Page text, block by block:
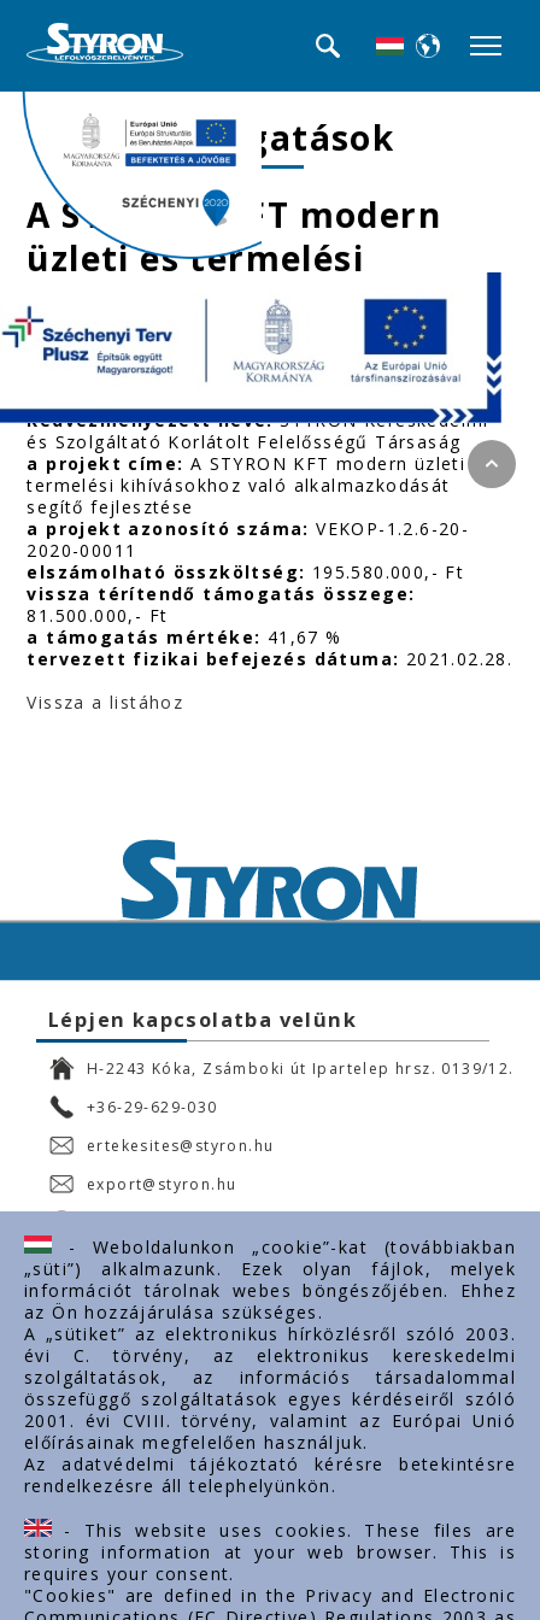
Támogatások
A STYRON KFT modern
üzleti és termelési
kihívásokhoz való
alkalmazkodását segítő
fejlesztése
Kedvezményezett neve:STYRON Kereskedelmi
és Szolgáltató Korlátolt Felelősségű Társaság
a projekt címe: A STYRON KFT modern üzleti és
termelési kihívásokhoz való alkalmazkodását
segítő fejlesztése
a projekt azonosító száma: VEKOP-1.2.6-20-
2020-00011
elszámolható összköltség: 195.580.000,- Ft
vissza térítendő támogatás összege:
81.500.000,- Ft
a támogatás mértéke: 41,67 %
tervezett fizikai befejezés dátuma: 2021.02.28.
Vissza a listához
Lépjen kapcsolatba velünk
H-2243 Kóka, Zsámboki út Ipartelep hrsz. 0139/12.
+36-29-629-030
ertekesites@styron.hu
export@styron.hu
Fontos linkek
Rólunk
Dokumentumok
Kapcsolat
Karrier
Cég adatok
Tárhely adatok
Támogatások
- Weboldalunkon „cookie”-kat (továbbiakban
„süti”) alkalmazunk. Ezek olyan fájlok, melyek
információt tárolnak webes böngészőjében. Ehhez
az Ön hozzájárulása szükséges.
A „sütiket” az elektronikus hírközlésről szóló 2003.
évi C. törvény, az elektronikus kereskedelmi
szolgáltatások, az információs társadalommal
összefüggő szolgáltatások egyes kérdéseiről szóló
2001. évi CVIII. törvény, valamint az Európai Unió
előírásainak megfelelően használjuk.
Az adatvédelmi tájékoztató kérésre betekintésre
rendelkezésre áll telephelyünkön.
- This website uses cookies. These files are
storing information at your web browser. This is
requires your consent.
"Cookies" are defined in the Privacy and Electronic